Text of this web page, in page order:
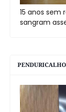
15 anos sem
sangram